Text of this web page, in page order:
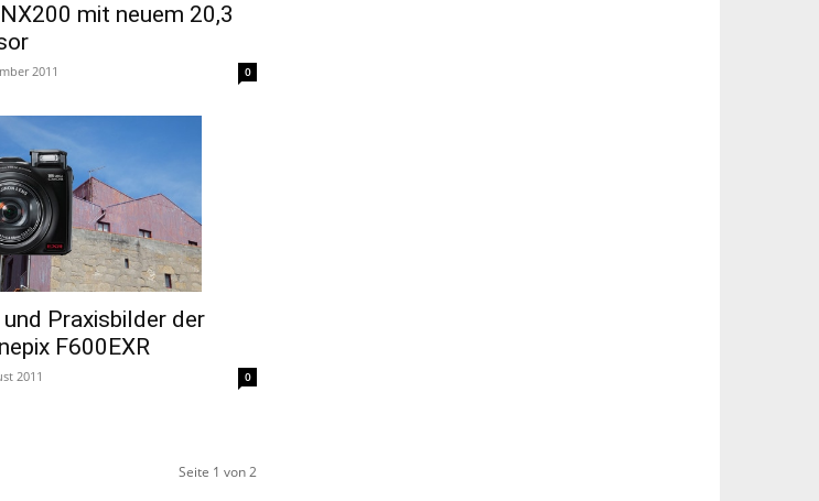
mit neuem 20,3
2011 0
Praxisbilder der
F600EXR
2011 0
Seite 1 von 2